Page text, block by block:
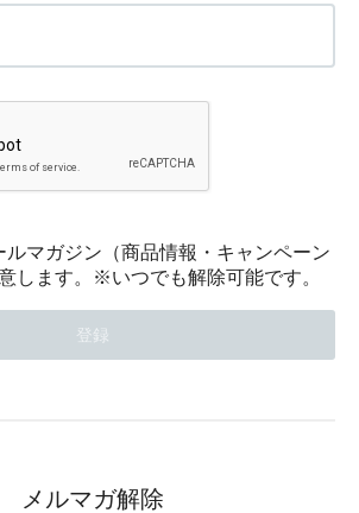
ルマガジン（商品情報・キャンペーン
します。※いつでも解除可能です。
メルマガ解除